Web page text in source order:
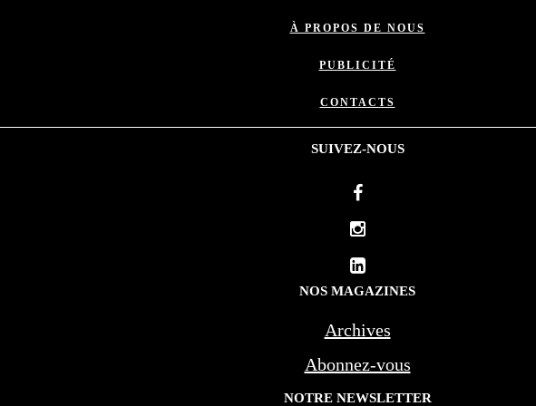
À PROPOS DE NOUS
PUBLICITÉ
CONTACTS
SUIVEZ-NOUS
NOS MAGAZINES
Archives
Abonnez-vous
NOTRE NEWSLETTER